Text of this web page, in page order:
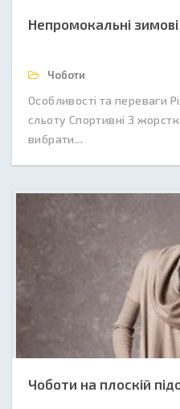
Непромокальні
Чоботи
Особливості та переваги
сльоту Спортивні З
вибрати...
Чоботи на плоскій